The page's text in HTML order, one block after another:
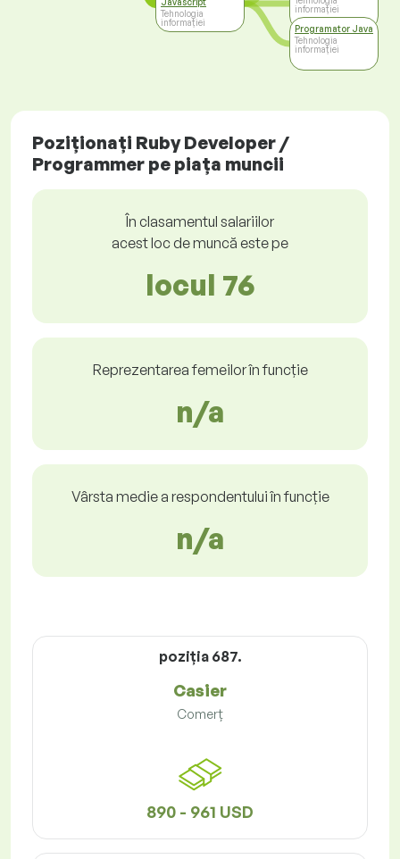
Tehnologia
informației
informației
Programator Java
Tehnologia
informației
Poziționați Ruby Developer /
Programmer pe piața muncii
În clasamentul salariilor
acest loc de muncă este pe
locul 76
Reprezentarea femeilor în funcție
n/a
Vârsta medie a respondentului în funcție
n/a
poziţia 687.
Casier
Comerț
890 - 961 USD